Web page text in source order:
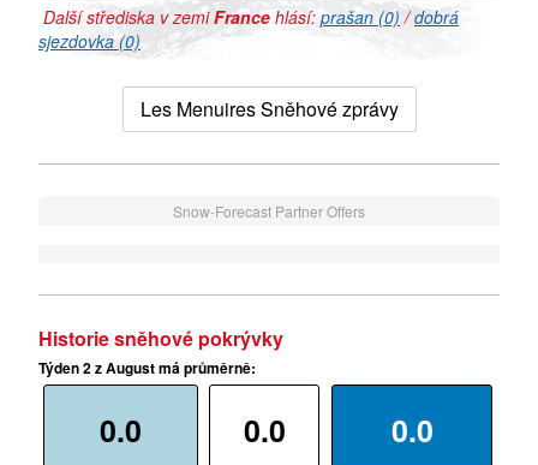
Další střediska v zemiFrance hlásí: prašan (0) /dobrá
sjezdovka (0)
Les Menuires Sněhové zprávy
Snow-Forecast Partner Offers
Historie sněhové pokrývky
Týden 2 z August má průměrně:
0.0 0.0 0.0